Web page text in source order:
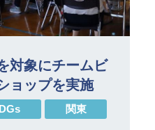
対象にチームビ
ョップを実施
関東